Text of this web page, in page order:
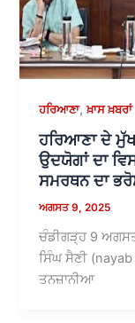
ਹਰਿਆਣਾ,ਖ਼ਾਸ ਖ਼ਬਰਾਂ
ਹਰਿਆਣਾ ਦੇ
ਉਦਯੋਗਾਂ ਦਾ
ਸਮਰਥਨ ਦਾ
ਅਗਸਤ 9, 2025
ਚੰਡੀਗੜ੍ਹ 9
ਸਿੰਘ ਸੈਣੀ (nayab
ਤਨਜ਼ਾਨੀਆ